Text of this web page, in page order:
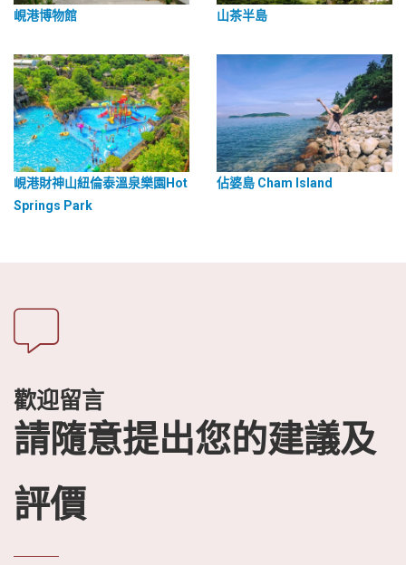
峴港博物館 山茶半島
峴港財神山紐倫泰溫泉樂園Hot
Springs Park
佔婆島 Cham Island
歡迎留言
請隨意提出您的建議及
評價